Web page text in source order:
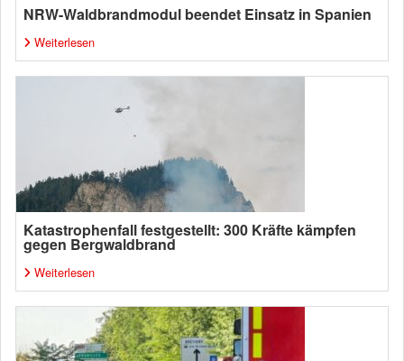
NRW-Waldbrandmodul beendet Einsatz in Spanien
Weiterlesen
Katastrophenfall festgestellt: 300 Kräfte kämpfen
gegen Bergwaldbrand
Weiterlesen